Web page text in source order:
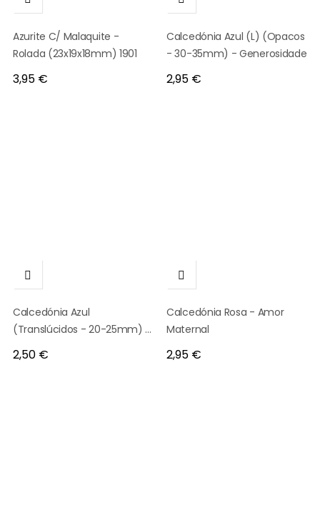
Azurite C/ Malaquite -
Rolada (23x19x18mm) 1901
Preço
3,95 €
Calcedónia Azul (L) (Opacos
- 30-35mm) - Generosidade
Preço
2,95 €

Calcedónia Azul
(Translúcidos - 20-25mm) -
Generosidade
Preço
2,50 €

Calcedónia Rosa - Amor
Maternal
Preço
2,95 €